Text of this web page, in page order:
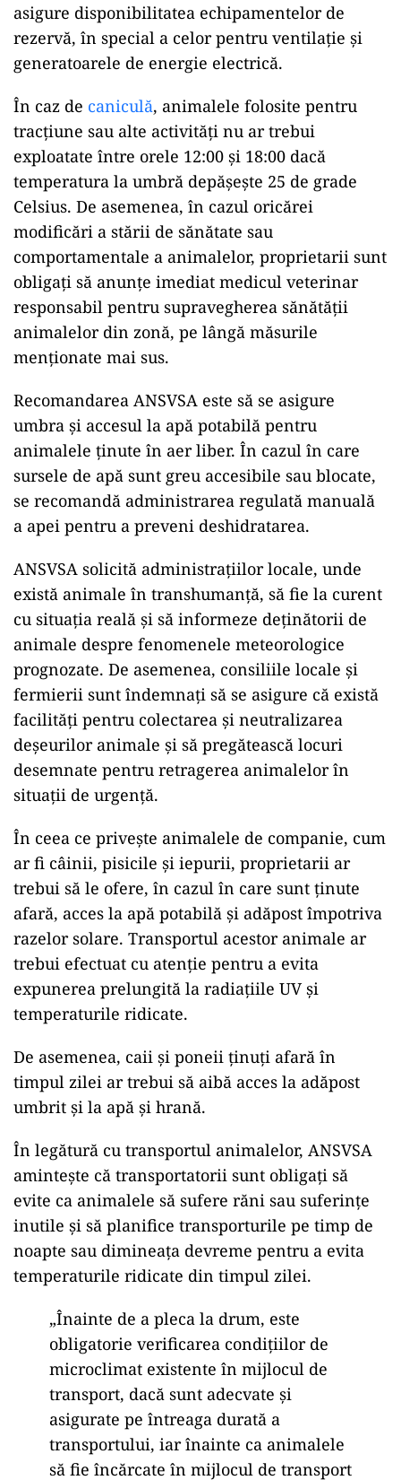
asigure disponibilitatea echipamentelor de
rezervă, în special a celor pentru ventilație și
generatoarele de energie electrică.
În caz de caniculă, animalele folosite pentru
tracțiune sau alte activități nu ar trebui
exploatate între orele 12:00 și 18:00 dacă
temperatura la umbră depășește 25 de grade
Celsius. De asemenea, în cazul oricărei
modificări a stării de sănătate sau
comportamentale a animalelor, proprietarii sunt
obligați să anunțe imediat medicul veterinar
responsabil pentru supravegherea sănătății
animalelor din zonă, pe lângă măsurile
menționate mai sus.
Recomandarea ANSVSA este să se asigure
umbra și accesul la apă potabilă pentru
animalele ținute în aer liber. În cazul în care
sursele de apă sunt greu accesibile sau blocate,
se recomandă administrarea regulată manuală
a apei pentru a preveni deshidratarea.
ANSVSA solicită administrațiilor locale, unde
există animale în transhumanță, să fie la curent
cu situația reală și să informeze deținătorii de
animale despre fenomenele meteorologice
prognozate. De asemenea, consiliile locale și
fermierii sunt îndemnați să se asigure că există
facilități pentru colectarea și neutralizarea
deșeurilor animale și să pregătească locuri
desemnate pentru retragerea animalelor în
situații de urgență.
În ceea ce privește animalele de companie, cum
ar fi câinii, pisicile și iepurii, proprietarii ar
trebui să le ofere, în cazul în care sunt ținute
afară, acces la apă potabilă și adăpost împotriva
razelor solare. Transportul acestor animale ar
trebui efectuat cu atenție pentru a evita
expunerea prelungită la radiațiile UV și
temperaturile ridicate.
De asemenea, caii și poneii ținuți afară în
timpul zilei ar trebui să aibă acces la adăpost
umbrit și la apă și hrană.
În legătură cu transportul animalelor, ANSVSA
amintește că transportatorii sunt obligați să
evite ca animalele să sufere răni sau suferințe
inutile și să planifice transporturile pe timp de
noapte sau dimineața devreme pentru a evita
temperaturile ridicate din timpul zilei.
„Înainte de a pleca la drum, este
obligatorie verificarea condiţiilor de
microclimat existente în mijlocul de
transport, dacă sunt adecvate şi
asigurate pe întreaga durată a
transportului, iar înainte ca animalele
să fie încărcate în mijlocul de transport